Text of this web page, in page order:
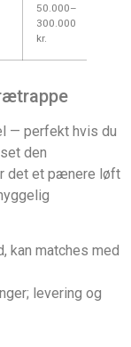
50.000–
300.000
kr.
— perfekt hvis du
den
det et pænere løft
kan matches med
levering og